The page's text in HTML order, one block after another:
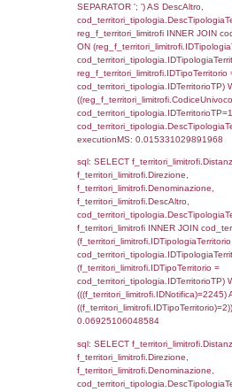
sql: SELECT
executionMS:
sql: SELECT
executionMS:
sql: SELECT